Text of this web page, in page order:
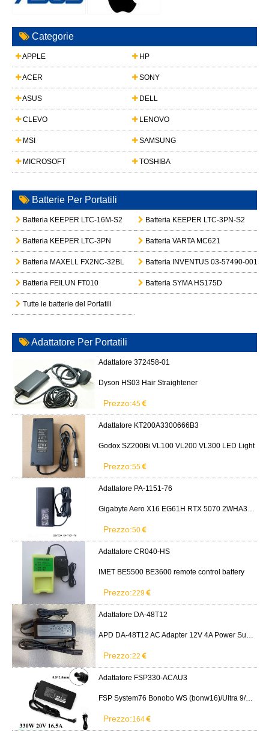
Categorie
APPLE HP
ACER SONY
ASUS DELL
CLEVO LENOVO
MSI SAMSUNG
MICROSOFT TOSHIBA
Batterie Per Portatili
Batteria KEEPER LTC-16M-S2 Batteria KEEPER LTC-3PN-S2
Batteria KEEPER LTC-3PN Batteria VARTA MC621
Batteria MAXELL FX2NC-32BL Batteria INVENTUS 03-57490-001
Batteria FEILUN FT010 Batteria SYMA HS175D
Tutte le batterie del Portatili
Adattatore Per Portatili
Adattatore 372458-01
Dyson HS03 Hair Straightener
Prezzo:45
Adattatore KT200A3300666B3
Godox SZ200Bi VL100 VL200 VL300 LED Light
Prezzo:55
Adattatore PA-1151-76
Gigabyte Aero X16 EG61H RTX 5070 2WHA3USC64AH LITEON PA-1151-76 150W adapter
Prezzo:50
Adattatore CR040-HS
IMET BE5500 BE3600 remote control battery
Prezzo:229
Adattatore DA-48T12
APD DA-48T12 AC Adapter 12V 4A Power Supply Cord
Prezzo:22
Adattatore FSP330-ACAU3
FSP System76 Bonobo WS (bonw16)/Ultra 9/RTX5090
Prezzo:164